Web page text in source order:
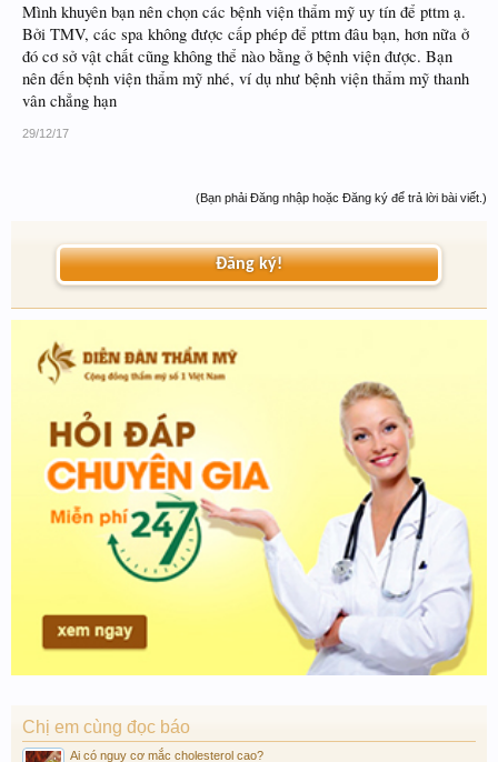
Mình khuyên bạn nên chọn các bệnh viện thẩm mỹ uy tín để pttm ạ.
Bởi TMV, các spa không được cấp phép để pttm đâu bạn, hơn nữa ở
đó cơ sở vật chất cũng không thể nào bằng ở bệnh viện được. Bạn
nên đến bệnh viện thẩm mỹ nhé, ví dụ như bệnh viện thẩm mỹ thanh
vân chẳng hạn
29/12/17
(Bạn phải Đăng nhập hoặc Đăng ký để trả lời bài viết.)
Đăng ký!
Chị em cùng đọc báo
Ai có nguy cơ mắc cholesterol cao?